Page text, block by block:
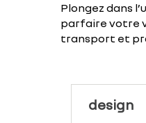
Plongez dans
parfaire votre
transport et
design